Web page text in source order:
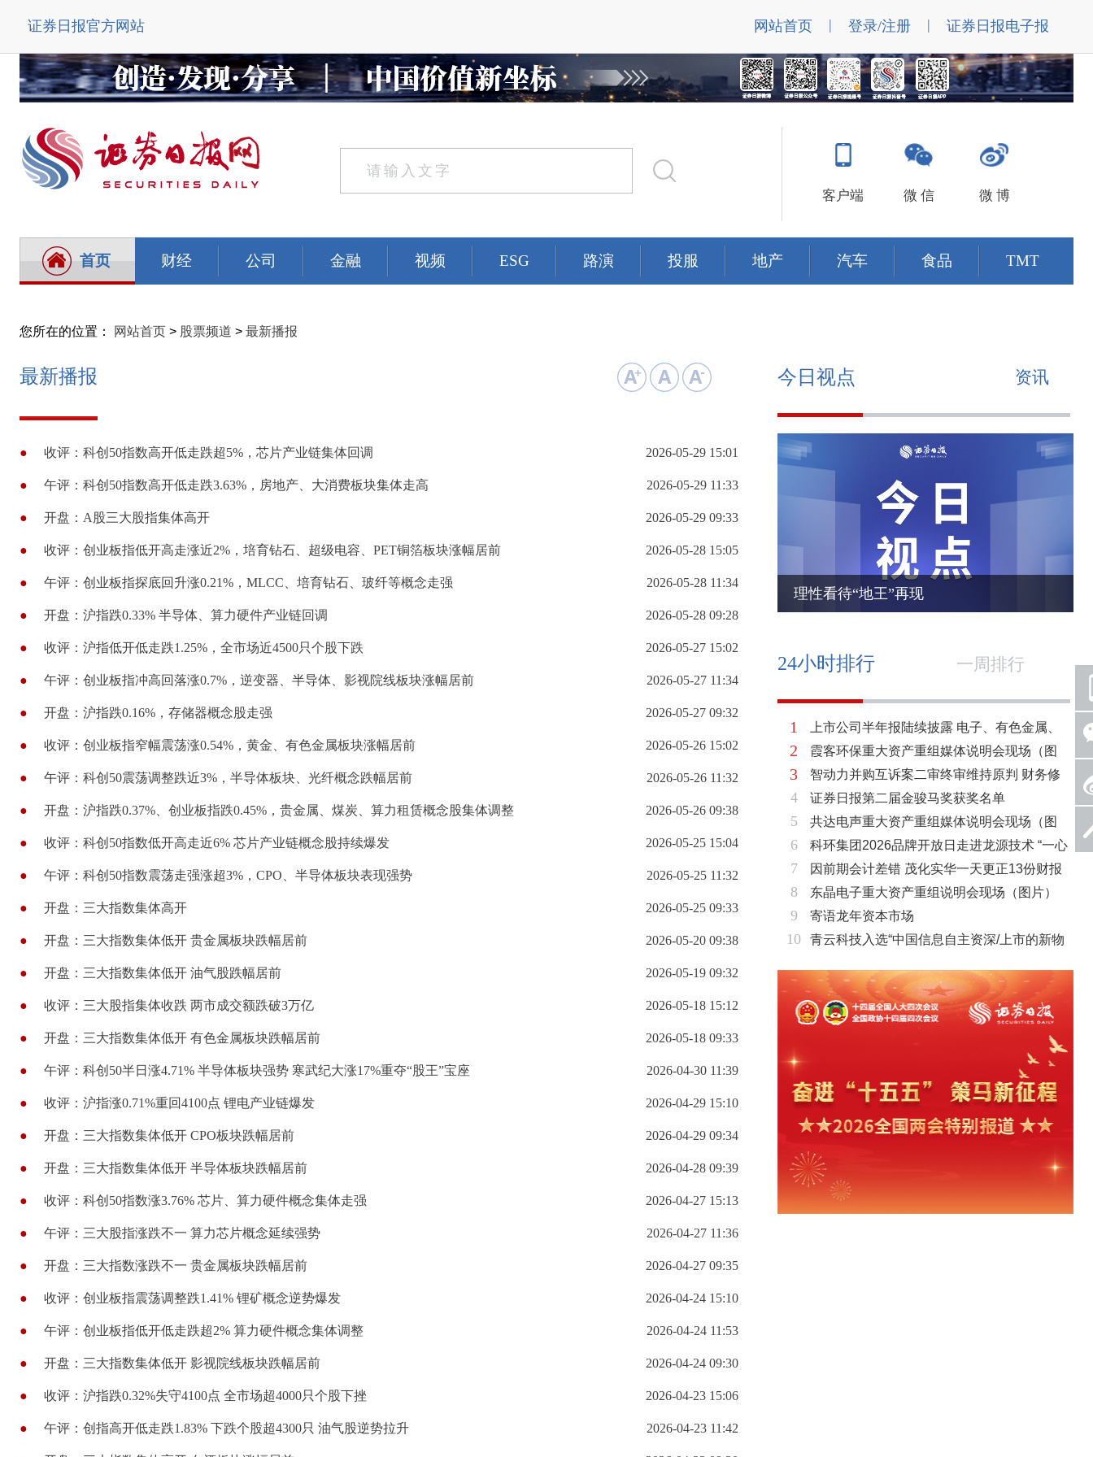
证券日报官方网站 网站首页 | 登录/注册 | 证券日报电子报
客户端 微 信 微 博
首页 财经 公司 金融 视频 ESG 路演 投服 地产 汽车 食品 TMT
您所在的位置： 网站首页 > 股票频道 > 最新播报
最新播报
2026-05-29 15:01
● 收评：科创50指数高开低走跌超5%，芯片产业链集体回调
2026-05-29 11:33
● 午评：科创50指数高开低走跌3.63%，房地产、大消费板块集体走高
2026-05-29 09:33
● 开盘：A股三大股指集体高开
2026-05-28 15:05
● 收评：创业板指低开高走涨近2%，培育钻石、超级电容、PET铜箔板块涨幅居前
2026-05-28 11:34
● 午评：创业板指探底回升涨0.21%，MLCC、培育钻石、玻纤等概念走强
2026-05-28 09:28
● 开盘：沪指跌0.33% 半导体、算力硬件产业链回调
2026-05-27 15:02
● 收评：沪指低开低走跌1.25%，全市场近4500只个股下跌
2026-05-27 11:34
● 午评：创业板指冲高回落涨0.7%，逆变器、半导体、影视院线板块涨幅居前
2026-05-27 09:32
● 开盘：沪指跌0.16%，存储器概念股走强
2026-05-26 15:02
● 收评：创业板指窄幅震荡涨0.54%，黄金、有色金属板块涨幅居前
2026-05-26 11:32
● 午评：科创50震荡调整跌近3%，半导体板块、光纤概念跌幅居前
2026-05-26 09:38
● 开盘：沪指跌0.37%、创业板指跌0.45%，贵金属、煤炭、算力租赁概念股集体调整
2026-05-25 15:04
● 收评：科创50指数低开高走近6% 芯片产业链概念股持续爆发
2026-05-25 11:32
● 午评：科创50指数震荡走强涨超3%，CPO、半导体板块表现强势
2026-05-25 09:33
● 开盘：三大指数集体高开
2026-05-20 09:38
● 开盘：三大指数集体低开 贵金属板块跌幅居前
2026-05-19 09:32
● 开盘：三大指数集体低开 油气股跌幅居前
2026-05-18 15:12
● 收评：三大股指集体收跌 两市成交额跌破3万亿
2026-05-18 09:33
● 开盘：三大指数集体低开 有色金属板块跌幅居前
2026-04-30 11:39
● 午评：科创50半日涨4.71% 半导体板块强势 寒武纪大涨17%重夺“股王”宝座
2026-04-29 15:10
● 收评：沪指涨0.71%重回4100点 锂电产业链爆发
2026-04-29 09:34
● 开盘：三大指数集体低开 CPO板块跌幅居前
2026-04-28 09:39
● 开盘：三大指数集体低开 半导体板块跌幅居前
2026-04-27 15:13
● 收评：科创50指数涨3.76% 芯片、算力硬件概念集体走强
2026-04-27 11:36
● 午评：三大股指涨跌不一 算力芯片概念延续强势
2026-04-27 09:35
● 开盘：三大指数涨跌不一 贵金属板块跌幅居前
2026-04-24 15:10
● 收评：创业板指震荡调整跌1.41% 锂矿概念逆势爆发
2026-04-24 11:53
● 午评：创业板指低开低走跌超2% 算力硬件概念集体调整
2026-04-24 09:30
● 开盘：三大指数集体低开 影视院线板块跌幅居前
2026-04-23 15:06
● 收评：沪指跌0.32%失守4100点 全市场超4000只个股下挫
2026-04-23 11:42
● 午评：创指高开低走跌1.83% 下跌个股超4300只 油气股逆势拉升
今日视点 资讯
理性看待“地王”再现
24小时排行 一周排行
1
2
3
4
5
6
7
8
9
10
上市公司半年报陆续披露 电子、有色金属、
基础化工三大板块率先走强
霞客环保重大资产重组媒体说明会现场（图
片）
智动力并购互诉案二审终审维持原判 财务修
复与估值空间同步打开
证券日报第二届金骏马奖获奖名单
共达电声重大资产重组媒体说明会现场（图
片）
科环集团2026品牌开放日走进龙源技术 “一心
两脉”赋能火电绿色低碳转型
因前期会计差错 茂化实华一天更正13份财报
东晶电子重大资产重组说明会现场（图片）
寄语龙年资本市场
青云科技入选“中国信息自主资深/上市的新物